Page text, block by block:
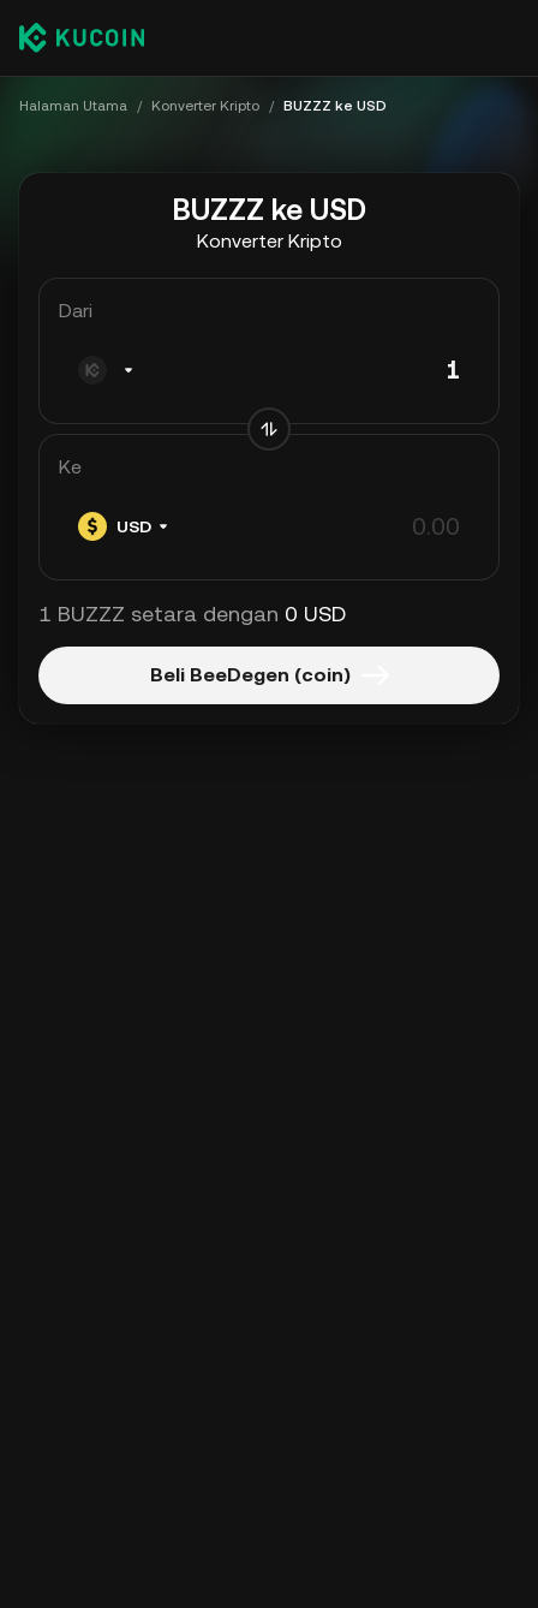
Halaman Utama / Konverter Kripto / BUZZZ ke USD
BUZZZ ke USD
Konverter Kripto
Dari
Ke
USD
1 BUZZZ setara dengan 0 USD
Beli BeeDegen (coin)